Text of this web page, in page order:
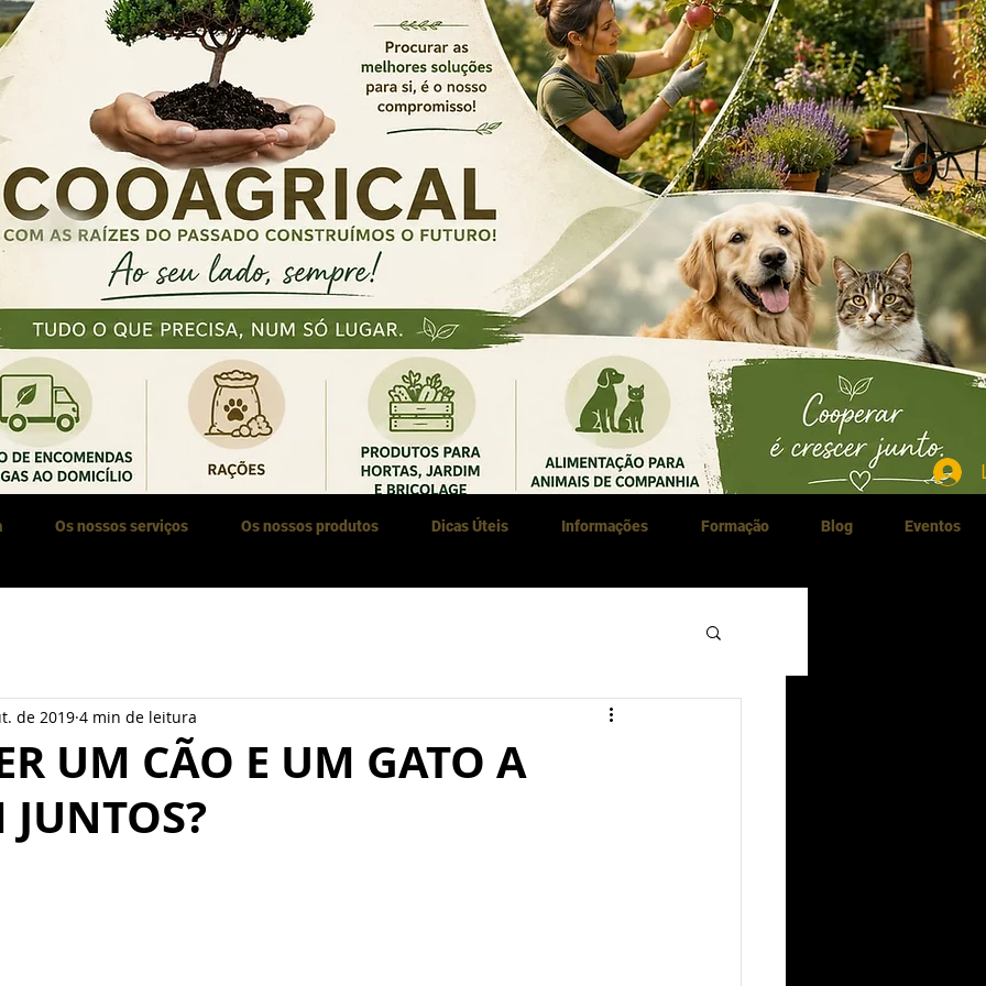
Os nossos serviços Os nossos produtos Dicas Úteis Informações Formação Blog Eventos
UM CÃO E UM GATO A
JUNTOS?
de 2019 4 min de leitura